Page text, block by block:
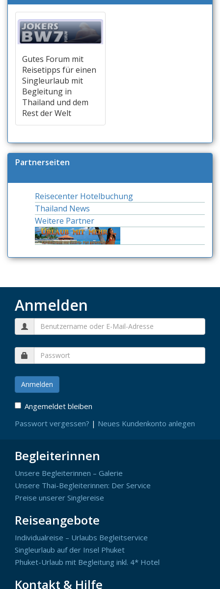
Gutes Forum mit
Reisetipps für einen
Singleurlaub mit
Begleitung in
Thailand und dem
Rest der Welt
Partnerseiten
Reisecenter Hotelbuchung
Thailand News
Weitere Partner
Anmelden
Angemeldet bleiben
Passwort vergessen? | Neues Kundenkonto anlegen
Begleiterinnen
Unsere Begleiterinnen – Galerie
Unsere Thai-Begleiterinnen: Der Service
Preise unserer Singlereise
Reiseangebote
Individualreise – Urlaubs Begleitservice
Singleurlaub auf der Insel Phuket
Phuket-Urlaub mit Begleitung inkl. 4* Hotel
Kontakt & Hilfe